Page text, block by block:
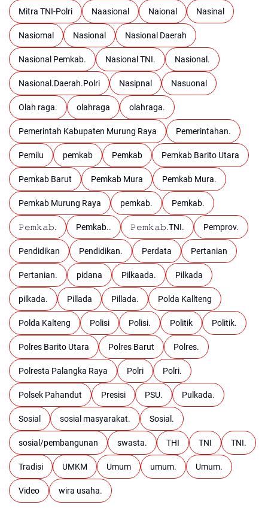
Mitra TNI-Polri Naasional Naional Nasinal
Nasiomal Nasional Nasional Daerah
Nasional Pemkab. Nasional TNI. Nasional.
Nasional.Daerah.Polri Nasipnal Nasuonal
Olah raga. olahraga olahraga.
Pemerintah Kabupaten Murung Raya Pemerintahan.
Pemilu pemkab Pemkab Pemkab Barito Utara
Pemkab Barut Pemkab Mura Pemkab Mura.
Pemkab Murung Raya pemkab. Pemkab.
𝙿𝚎𝚖𝚔𝚊𝚋. Pemkab.. 𝙿𝚎𝚖𝚔𝚊𝚋.TNI. Pemprov.
Pendidikan Pendidikan. Perdata Pertanian
Pertanian. pidana Pilkaada. Pilkada
pilkada. Pillada Pillada. Polda Kallteng
Polda Kalteng Polisi Polisi. Politik Politik.
Polres Barito Utara Polres Barut Polres.
Polresta Palangka Raya Polri Polri.
Polsek Pahandut Presisi PSU. Pulkada.
Sosial sosial masyarakat. Sosial.
sosial/pembangunan swasta. THI TNI TNI.
Tradisi UMKM Umum umum. Umum.
Video wira usaha.